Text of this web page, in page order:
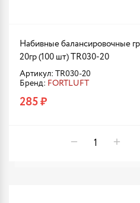
Набивные балансировочные
20гр (100 шт) TR030-20
Артикул: TR030-20
Бренд: FORTLUFT
285 ₽